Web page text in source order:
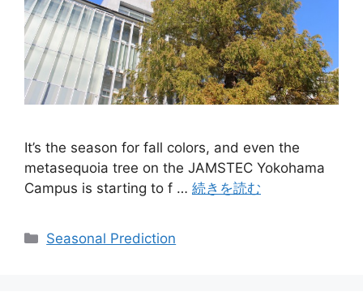
It’s the season for fall colors, and even the
metasequoia tree on the JAMSTEC Yokohama
Campus is starting to f … 続きを読む
カ
Seasonal Prediction